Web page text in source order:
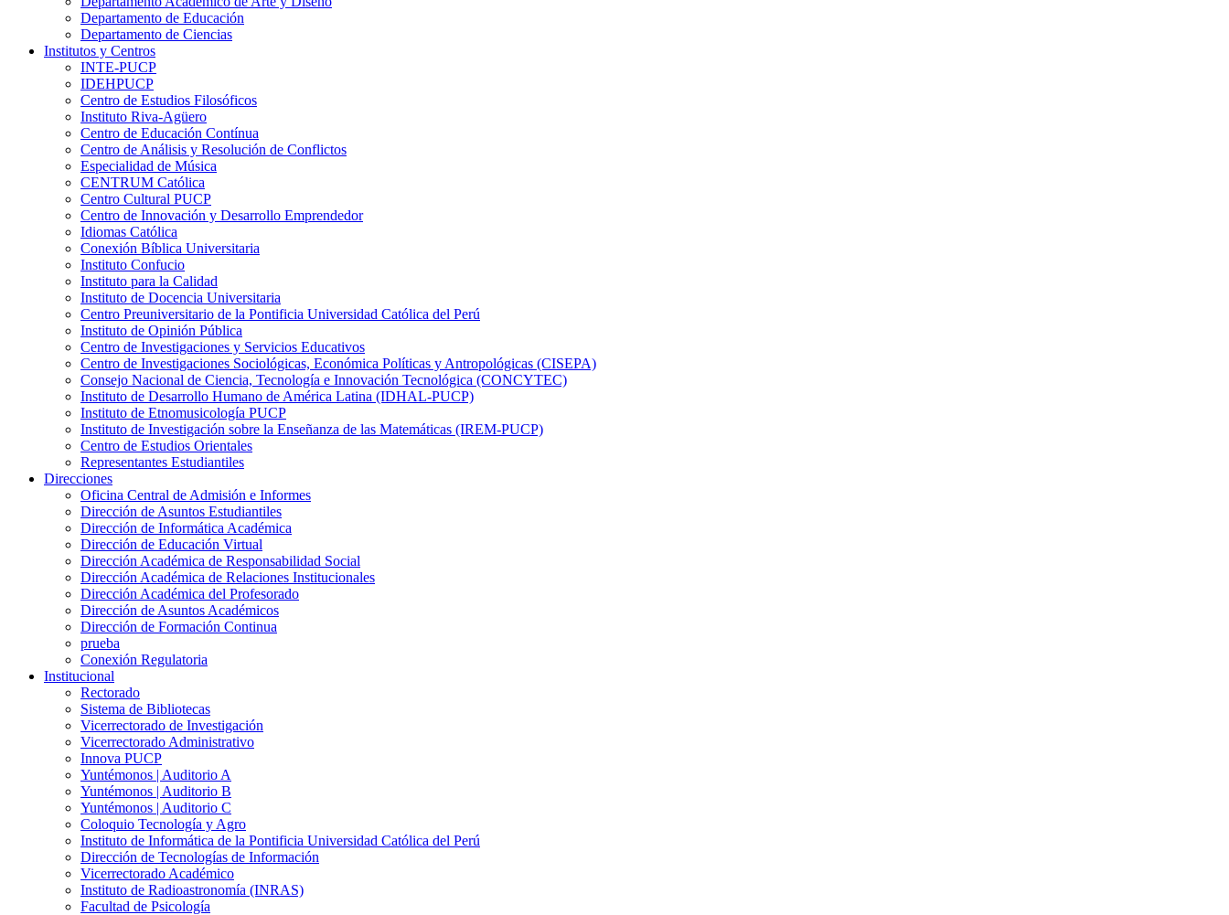
Departamento de Educación
Departamento de Ciencias
Institutos y Centros
INTE-PUCP
IDEHPUCP
Centro de Estudios Filosóficos
Instituto Riva-Agüero
Centro de Educación Contínua
Centro de Análisis y Resolución de Conflictos
Especialidad de Música
CENTRUM Católica
Centro Cultural PUCP
Centro de Innovación y Desarrollo Emprendedor
Idiomas Católica
Conexión Bíblica Universitaria
Instituto Confucio
Instituto para la Calidad
Instituto de Docencia Universitaria
Centro Preuniversitario de la Pontificia Universidad Católica del Perú
Instituto de Opinión Pública
Centro de Investigaciones y Servicios Educativos
Centro de Investigaciones Sociológicas, Económica Políticas y Antropológicas (CISEPA)
Consejo Nacional de Ciencia, Tecnología e Innovación Tecnológica (CONCYTEC)
Instituto de Desarrollo Humano de América Latina (IDHAL-PUCP)
Instituto de Etnomusicología PUCP
Instituto de Investigación sobre la Enseñanza de las Matemáticas (IREM-PUCP)
Centro de Estudios Orientales
Representantes Estudiantiles
Direcciones
Oficina Central de Admisión e Informes
Dirección de Asuntos Estudiantiles
Dirección de Informática Académica
Dirección de Educación Virtual
Dirección Académica de Responsabilidad Social
Dirección Académica de Relaciones Institucionales
Dirección Académica del Profesorado
Dirección de Asuntos Académicos
Dirección de Formación Continua
prueba
Conexión Regulatoria
Institucional
Rectorado
Sistema de Bibliotecas
Vicerrectorado de Investigación
Vicerrectorado Administrativo
Innova PUCP
Yuntémonos | Auditorio A
Yuntémonos | Auditorio B
Yuntémonos | Auditorio C
Coloquio Tecnología y Agro
Instituto de Informática de la Pontificia Universidad Católica del Perú
Dirección de Tecnologías de Información
Vicerrectorado Académico
Instituto de Radioastronomía (INRAS)
Facultad de Psicología